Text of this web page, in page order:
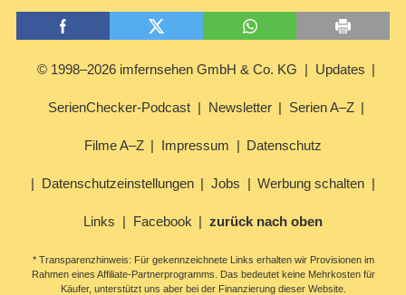
© 1998–2026 imfernsehen GmbH & Co. KG Updates
SerienChecker-Podcast Newsletter Serien A–Z
Filme A–Z Impressum Datenschutz
Datenschutzeinstellungen Jobs Werbung schalten
Links Facebook zurück nach oben
* Transparenzhinweis: Für gekennzeichnete Links erhalten wir Provisionen im
Rahmen eines Affiliate-Partnerprogramms. Das bedeutet keine Mehrkosten für
Käufer, unterstützt uns aber bei der Finanzierung dieser Website.